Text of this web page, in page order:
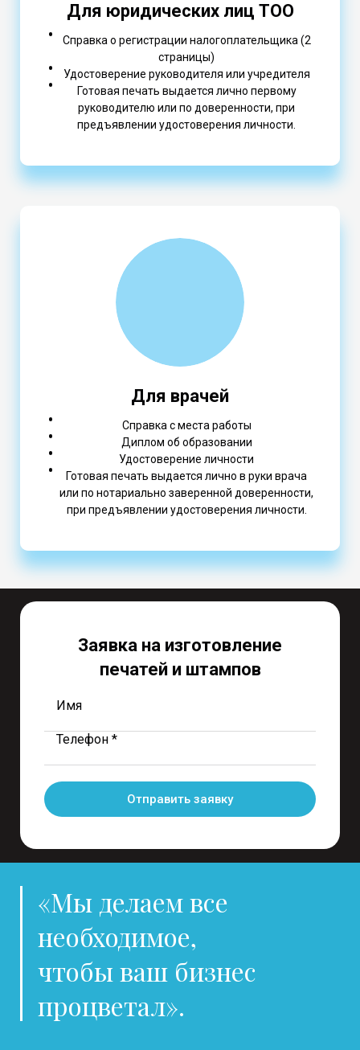
Для юридических лиц ТОО
Справка о регистрации налогоплательщика (2
страницы)
Удостоверение руководителя или учредителя
Готовая печать выдается лично первому
руководителю или по доверенности, при
предъявлении удостоверения личности.
Для врачей
Справка с места работы
Диплом об образовании
Удостоверение личности
Готовая печать выдается лично в руки врача
или по нотариально заверенной доверенности,
при предъявлении удостоверения личности.
Заявка на изготовление
печатей и штампов
Имя
Телефон *
Отправить заявку
«Мы делаем все
необходимое,
чтобы ваш бизнес
процветал».